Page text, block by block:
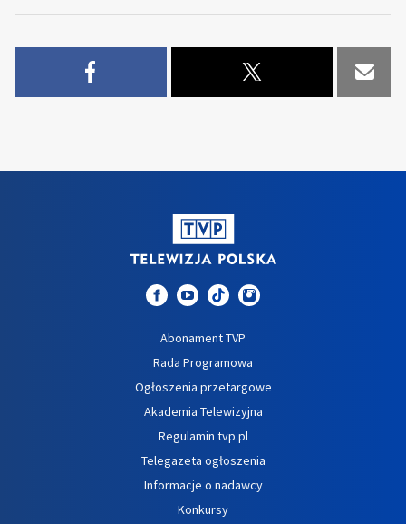
Abonament TVP
Rada Programowa
Ogłoszenia przetargowe
Akademia Telewizyjna
Regulamin tvp.pl
Telegazeta ogłoszenia
Informacje o nadawcy
Konkursy